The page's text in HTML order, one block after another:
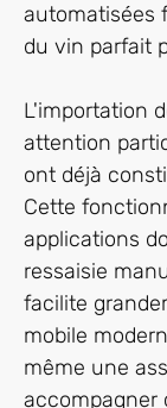
automatisées
du vin parfait
L'importation
attention
ont déjà
Cette
applications
ressaisie
facilite
mobile
même une
accompagner